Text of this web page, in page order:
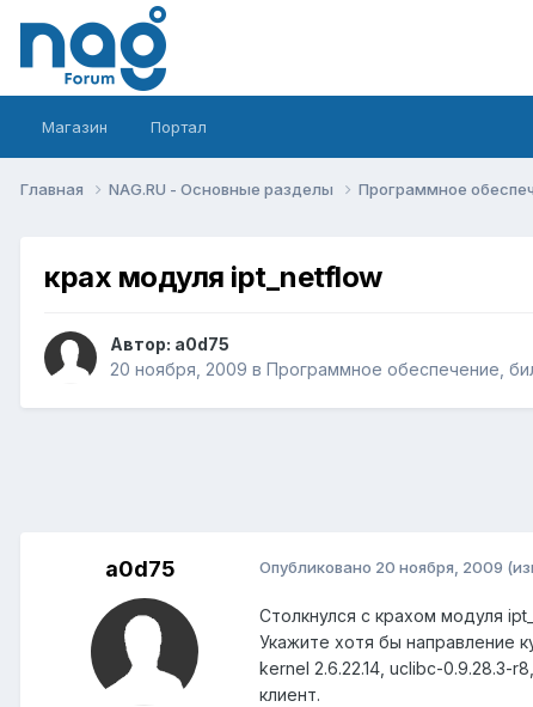
Магазин Портал
Главная NAG.RU - Основные разделы Программное
крах модуля ipt_netflow
Автор: a0d75
20 ноября, 2009 в Программное обеспечение,
a0d75 Опубликовано 20 ноября, 2009
Столкнулся с крахом модуля
Укажите хотя бы направление
kernel 2.6.22.14, uclibc-0.9.28.3-
клиент.